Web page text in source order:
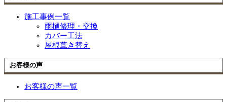
施工事例一覧
雨樋修理・交換
カバー工法
屋根葺き替え
お客様の声
お客様の声一覧